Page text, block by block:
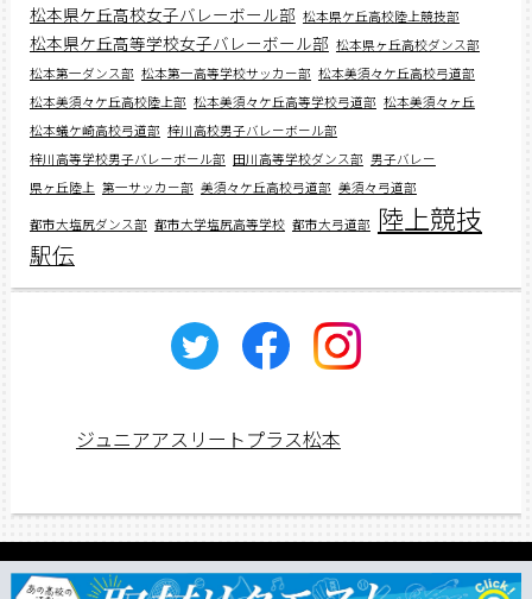
松本県ケ丘高校女子バレーボール部 松本県ケ丘高校陸上競技部
松本県ケ丘高等学校女子バレーボール部 松本県ヶ丘高校ダンス部
松本第一ダンス部 松本第一高等学校サッカー部 松本美須々ケ丘高校弓道部
松本美須々ケ丘高校陸上部 松本美須々ケ丘高等学校弓道部 松本美須々ヶ丘
松本蟻ケ崎高校弓道部 梓川高校男子バレーボール部
梓川高等学校男子バレーボール部 田川高等学校ダンス部 男子バレー
県ヶ丘陸上 第一サッカー部 美須々ケ丘高校弓道部 美須々弓道部
都市大塩尻ダンス部 都市大学塩尻高等学校 都市大弓道部 陸上競技
駅伝
ジュニアアスリートプラス松本